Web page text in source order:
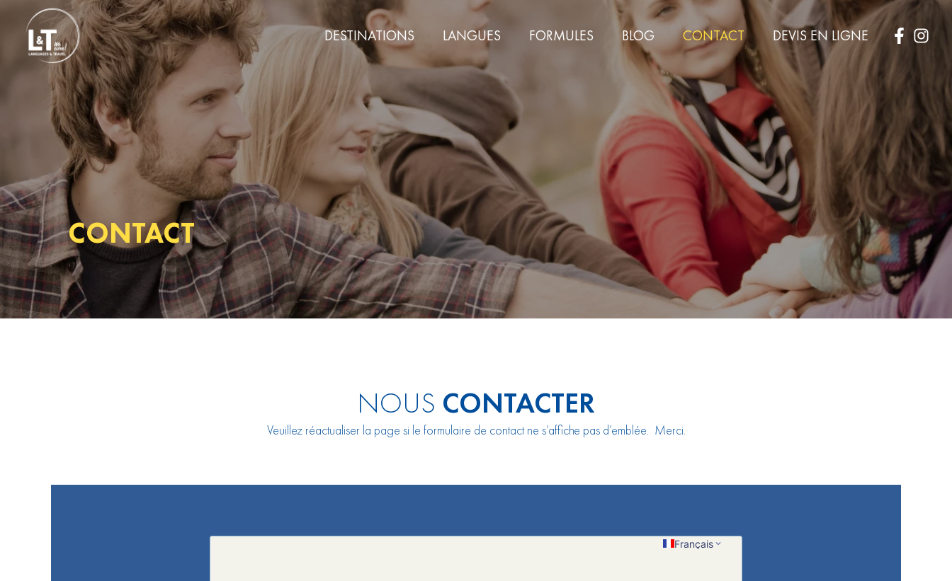
DESTINATIONS LANGUES FORMULES BLOG CONTACT DEVIS EN LIGNE
CONTACT
NOUS CONTACTER
Veuillez réactualiser la page si le formulaire de contact ne s’affiche pas d’emblée. Merci.